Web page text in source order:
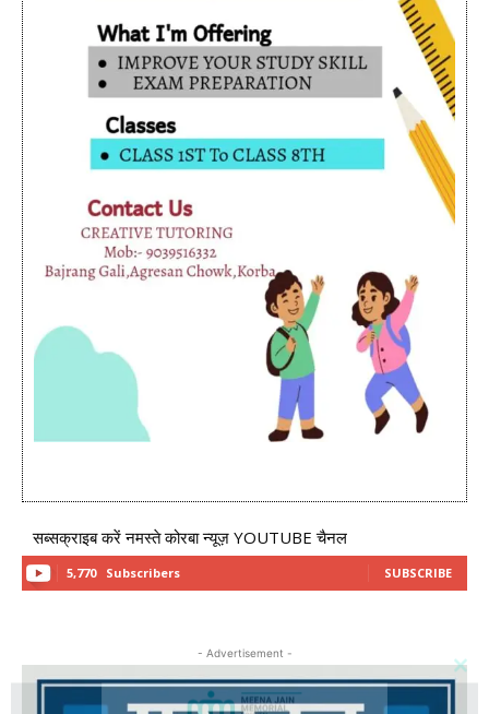
सब्सक्राइब करें नमस्ते कोरबा न्यूज़ YOUTUBE चैनल
5,770 Subscribers SUBSCRIBE
- Advertisement -